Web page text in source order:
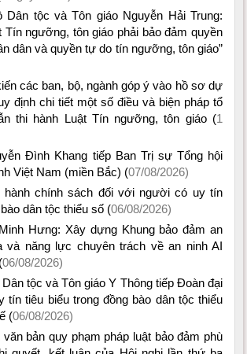
tộc và Tôn giáo Nguyễn Hải Trung:
Tín ngưỡng, tôn giáo phải bảo đảm quyền
dân và quyền tự do tín ngưỡng, tôn giáo”
các ban, bộ, ngành góp ý vào hồ sơ dự
định chi tiết một số điều và biện pháp tổ
thi hành Luật Tín ngưỡng, tôn giáo (1
Đình Khang tiếp Ban Trị sự Tổng hội
Việt Nam (miền Bắc) (07/08/2026)
hành chính sách đối với người có uy tín
dân tộc thiểu số (06/08/2026)
Hưng: Xây dựng Khung bảo đảm an
và năng lực chuyên trách về an ninh AI
06/08/2026)
tộc và Tôn giáo Y Thông tiếp Đoàn đại
tín tiêu biểu trong đồng bào dân tộc thiểu
(06/08/2026)
bản quy phạm pháp luật bảo đảm phù